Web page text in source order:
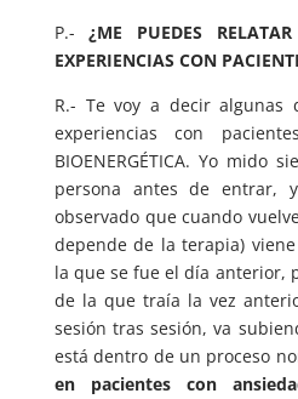
P.-¿ME PUEDES
EXPERIENCIAS CON
R.- Te voy a decir algunas
experiencias con
BIOENERGÉTICA. Yo mido
persona antes de entrar,
observado que cuando
depende de la terapia)
la que se fue el día anterior,
de la que traía la vez
sesión tras sesión, va
está dentro de un proceso
en pacientes con